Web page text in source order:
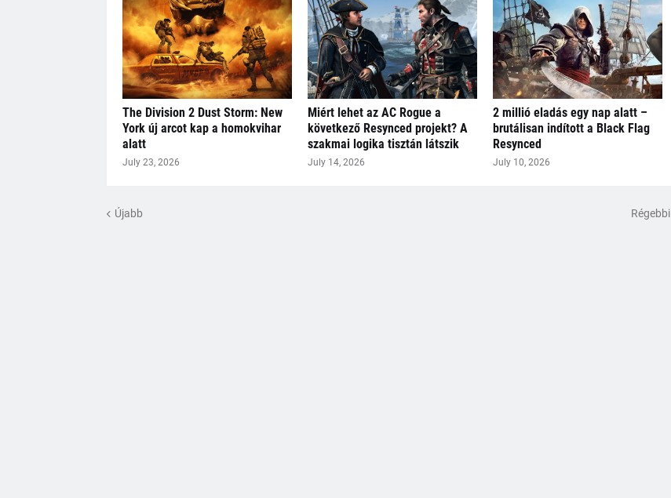
The Division 2 Dust Storm: New
York új arcot kap a homokvihar
alatt
July 23, 2026
Miért lehet az AC Rogue a
következő Resynced projekt? A
szakmai logika tisztán látszik
July 14, 2026
2 millió eladás egy nap alatt –
brutálisan indított a Black Flag
Resynced
July 10, 2026
Újabb Régebbi